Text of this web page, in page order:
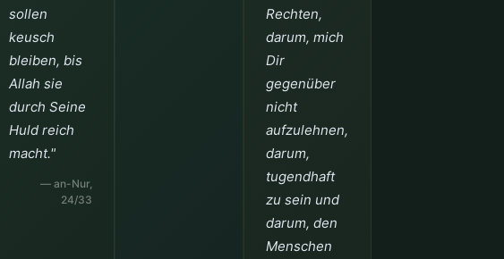
sollen
keusch
bleiben, bis
Allah sie
durch Seine
Huld reich
macht."
— an-Nur,
24/33
Rechten,
darum, mich
Dir
gegenüber
nicht
aufzulehnen,
darum,
tugendhaft
zu sein und
darum, den
Menschen